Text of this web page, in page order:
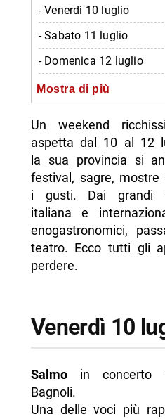
- Venerdì 10 luglio
- Sabato 11 luglio
- Domenica 12 luglio
- Mostre da non perdere
Mostra di più
Un weekend
aspetta dal 10 al 12
la sua provincia si
festival, sagre,
i gusti. Dai grandi
italiana e
enogastronomici,
teatro. Ecco tutti gli
perdere.
Venerdì 10
Salmoin concerto
Bagnoli.
Una delle voci più